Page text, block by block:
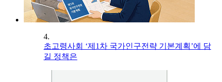
4.
초고령사회 ‘제1차 국가인구전략 기본계획’에 담
길 정책은